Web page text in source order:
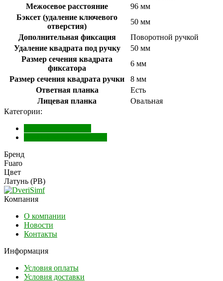
Межосевое расстояние
96 мм
Бэксет (удаление ключевого
отверстия)
50 мм
Дополнительная фиксация
Поворотной ручкой
Удаление квадрата под ручку
50 мм
Размер сечения квадрата
фиксатора
6 мм
Размер сечения квадрата ручки
8 мм
Ответная планка
Есть
Лицевая планка
Овальная
Категории:
Бренд
Fuaro
Цвет
Латунь (PB)
Компания
О компании
Новости
Контакты
Информация
Условия оплаты
Условия доставки